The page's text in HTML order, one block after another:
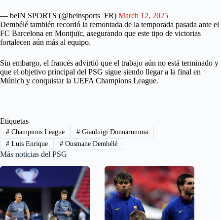
— beIN SPORTS (@beinsports_FR) March 12, 2025
Dembélé también recordó la remontada de la temporada pasada ante el
FC Barcelona en Montjuïc, asegurando que este tipo de victorias
fortalecen aún más al equipo.
Sin embargo, el francés advirtió que el trabajo aún no está terminado y
que el objetivo principal del PSG sigue siendo llegar a la final en
Múnich y conquistar la UEFA Champions League.
Etiquetas
#Champions League #Gianluigi Donnarumma
#Luis Enrique #Ousmane Dembélé
Más noticias del PSG